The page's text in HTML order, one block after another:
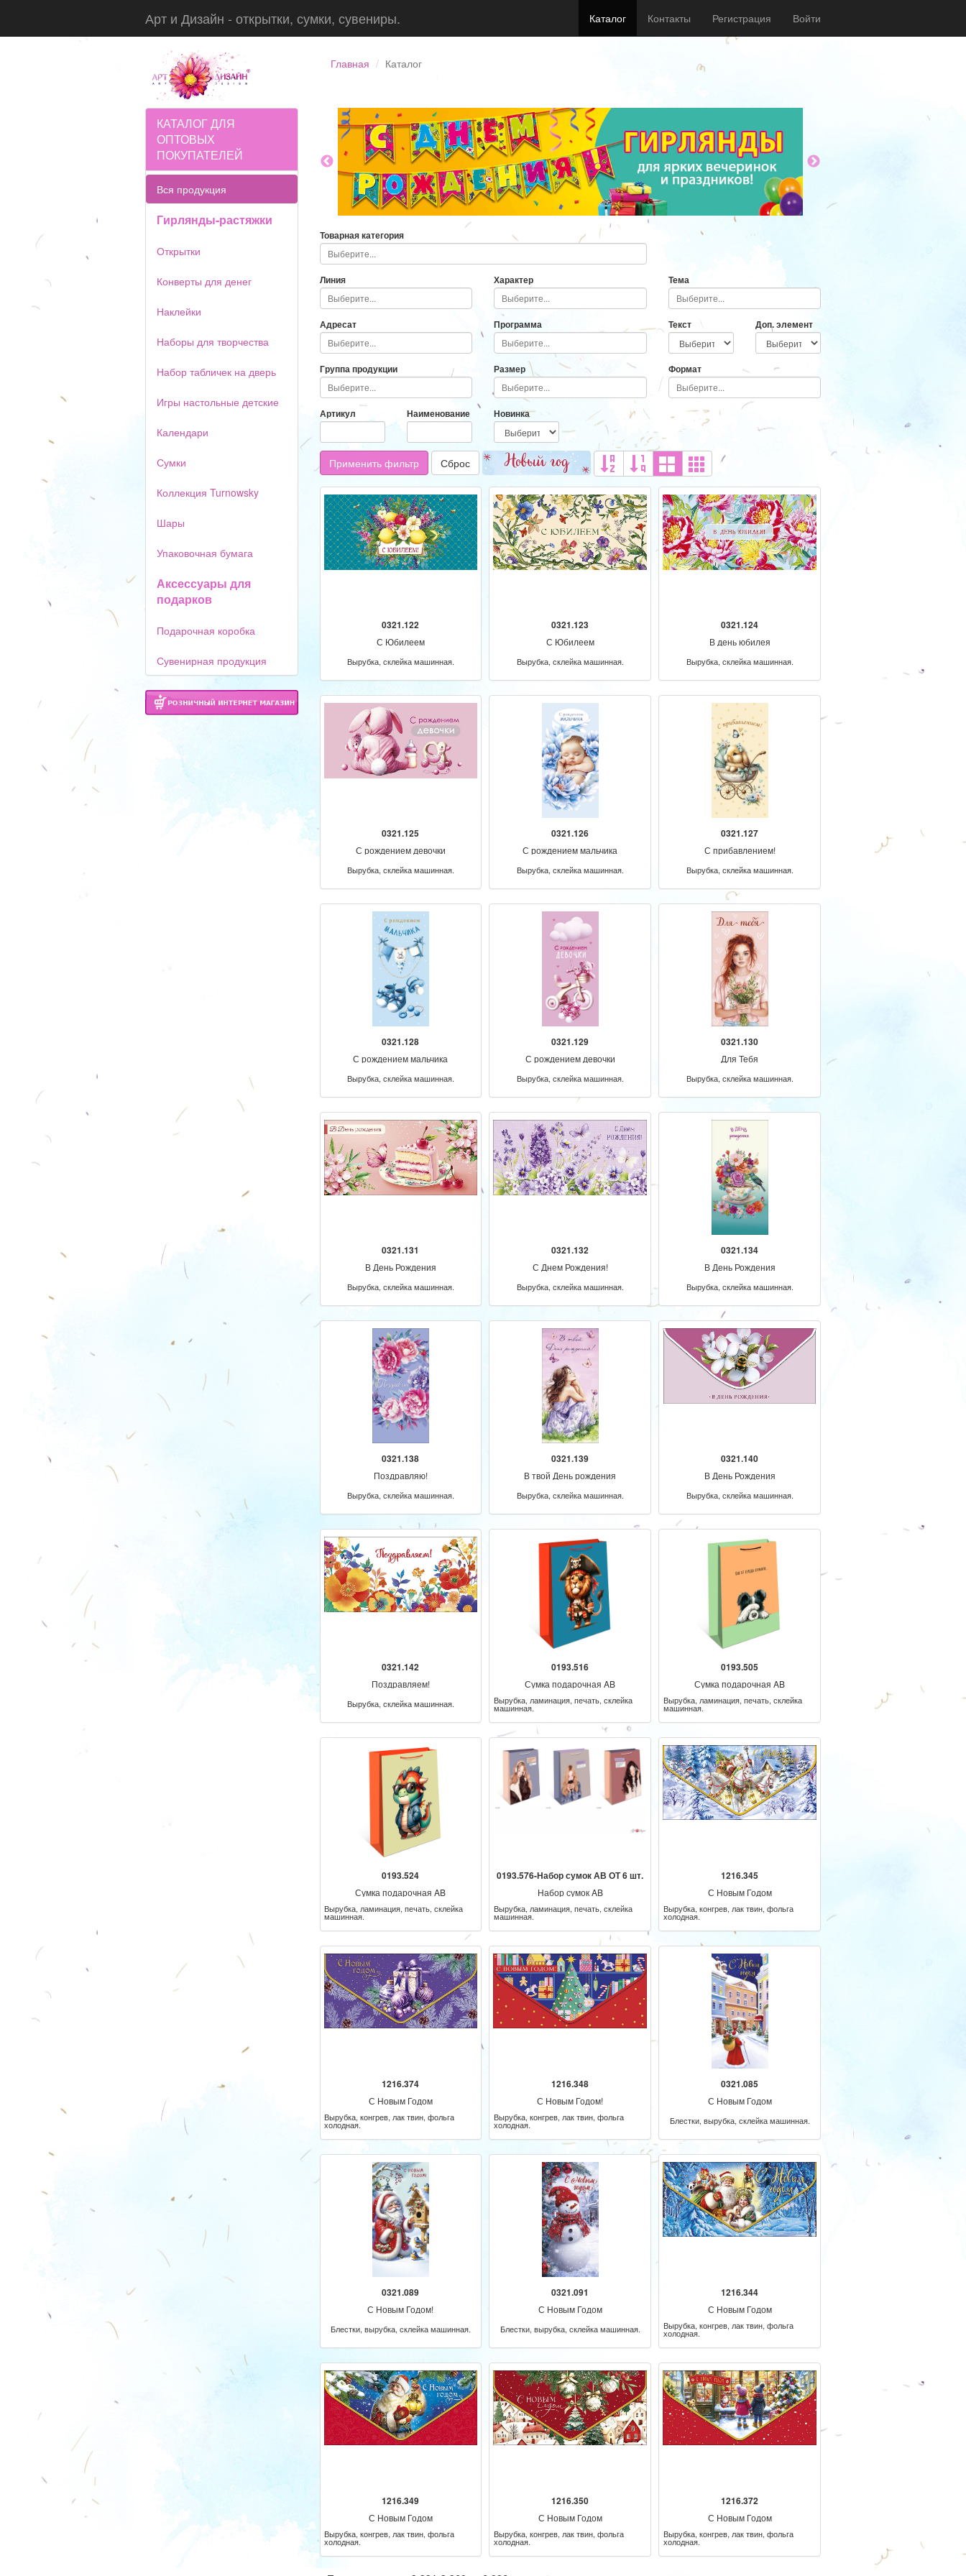
Арт и Дизайн - открытки, сумки, сувениры. Каталог Контакты Регистрация Войти
Главная Каталог
КАТАЛОГ ДЛЯ
ОПТОВЫХ
ПОКУПАТЕЛЕЙ
Вся продукция
Гирлянды-растяжки
Открытки
Конверты для денег
Наклейки
Наборы для творчества
Набор табличек на дверь
Игры настольные детские
Календари
Сумки
Коллекция Turnowsky
Шары
Упаковочная бумага
Аксессуары для
подарков
Подарочная коробка
Сувенирная продукция
Товарная категория
Линия Характер Тема
Адресат Программа Текст Доп. элемент
Группа продукции Размер Формат
Артикул Наименование Новинка
Применить фильтр Сброс
0321.122
С Юбилеем
Вырубка, склейка машинная.
0321.123
С Юбилеем
Вырубка, склейка машинная.
0321.124
В день юбилея
Вырубка, склейка машинная.
0321.125
С рождением девочки
Вырубка, склейка машинная.
0321.126
С рождением мальчика
Вырубка, склейка машинная.
0321.127
С прибавлением!
Вырубка, склейка машинная.
0321.128
С рождением мальчика
Вырубка, склейка машинная.
0321.129
С рождением девочки
Вырубка, склейка машинная.
0321.130
Для Тебя
Вырубка, склейка машинная.
0321.131
В День Рождения
Вырубка, склейка машинная.
0321.132
С Днем Рождения!
Вырубка, склейка машинная.
0321.134
В День Рождения
Вырубка, склейка машинная.
0321.138
Поздравляю!
Вырубка, склейка машинная.
0321.139
В твой День рождения
Вырубка, склейка машинная.
0321.140
В День Рождения
Вырубка, склейка машинная.
0321.142
Поздравляем!
Вырубка, склейка машинная.
0193.516
Сумка подарочная AB
Вырубка, ламинация, печать, склейка
машинная.
0193.505
Сумка подарочная AB
Вырубка, ламинация, печать, склейка
машинная.
0193.524
Сумка подарочная AB
Вырубка, ламинация, печать, склейка
машинная.
0193.576-Набор сумок АВ ОТ 6 шт.
Набор сумок AB
Вырубка, ламинация, печать, склейка
машинная.
1216.345
С Новым Годом
Вырубка, конгрев, лак твин, фольга
холодная.
1216.374
С Новым Годом
Вырубка, конгрев, лак твин, фольга
холодная.
1216.348
С Новым Годом!
Вырубка, конгрев, лак твин, фольга
холодная.
0321.085
С Новым Годом
Блестки, вырубка, склейка машинная.
0321.089
С Новым Годом!
Блестки, вырубка, склейка машинная.
0321.091
С Новым Годом
Блестки, вырубка, склейка машинная.
1216.344
С Новым Годом
Вырубка, конгрев, лак твин, фольга
холодная.
1216.349
С Новым Годом
Вырубка, конгрев, лак твин, фольга
холодная.
1216.350
С Новым Годом
Вырубка, конгрев, лак твин, фольга
холодная.
1216.372
С Новым Годом
Вырубка, конгрев, лак твин, фольга
холодная.